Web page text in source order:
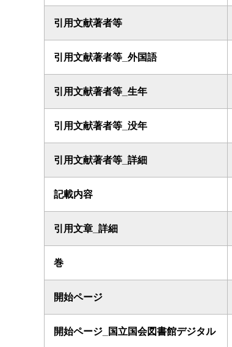
引用文献著者等
引用文献著者等_外国語
引用文献著者等_生年
引用文献著者等_没年
引用文献著者等_詳細
記載内容
引用文章_詳細
巻
開始ページ
開始ページ_国立国会図書館デジタル